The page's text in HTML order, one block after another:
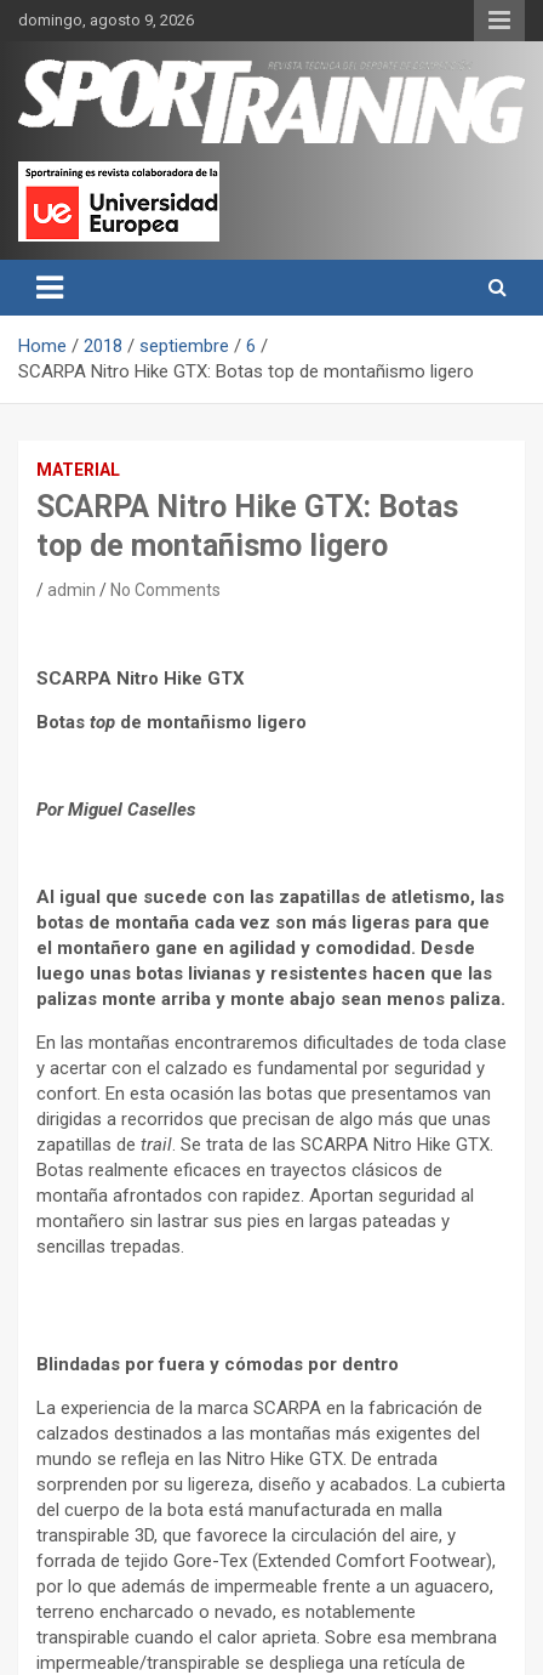
Skip
content
domingo, agosto 9, 2026
Revista técnica del deporte
Sport Training
rendimiento, nutrición y entrenamiento.
Home 2018 septiembre
6
SCARPA Nitro Hike GTX: Botas top de montañismo ligero
MATERIAL
SCARPA Nitro Hike GTX: Botas
top de montañismo ligero
admin No Comments
SCARPA Nitro Hike GTX
Botas top de montañismo ligero
Por Miguel Caselles
Al igual que sucede con las zapatillas de atletismo, las
botas de montaña cada vez son más ligeras para que
el montañero gane en agilidad y comodidad. Desde
luego unas botas livianas y resistentes hacen que las
palizas monte arriba y monte abajo sean menos paliza.
En las montañas encontraremos dificultades de toda clase
y acertar con el calzado es fundamental por seguridad y
confort. En esta ocasión las botas que presentamos van
dirigidas a recorridos que precisan de algo más que unas
zapatillas de trail. Se trata de las SCARPA Nitro Hike GTX.
Botas realmente eficaces en trayectos clásicos de
montaña afrontados con rapidez. Aportan seguridad al
montañero sin lastrar sus pies en largas pateadas y
sencillas trepadas.
Blindadas por fuera y cómodas por dentro
La experiencia de la marca SCARPA en la fabricación de
calzados destinados a las montañas más exigentes del
mundo se refleja en las Nitro Hike GTX. De entrada
sorprenden por su ligereza, diseño y acabados. La cubierta
del cuerpo de la bota está manufacturada en malla
transpirable 3D, que favorece la circulación del aire, y
forrada de tejido Gore-Tex (Extended Comfort Footwear),
por lo que además de impermeable frente a un aguacero,
terreno encharcado o nevado, es notablemente
transpirable cuando el calor aprieta. Sobre esa membrana
impermeable/transpirable se despliega una retícula de